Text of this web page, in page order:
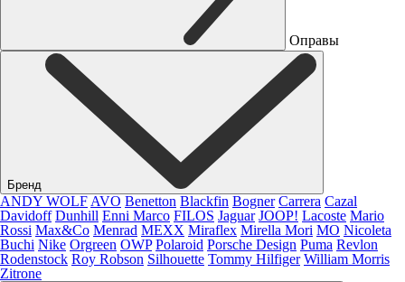
Оправы
Бренд
ANDY WOLF AVO Benetton Blackfin Bogner Carrera Cazal
Davidoff Dunhill Enni Marco FILOS Jaguar JOOP! Lacoste Mario
Rossi Max&Co Menrad MEXX Miraflex Mirella Mori MO Nicoleta
Buchi Nike Orgreen OWP Polaroid Porsche Design Puma Revlon
Rodenstock Roy Robson Silhouette Tommy Hilfiger William Morris
Zitrone